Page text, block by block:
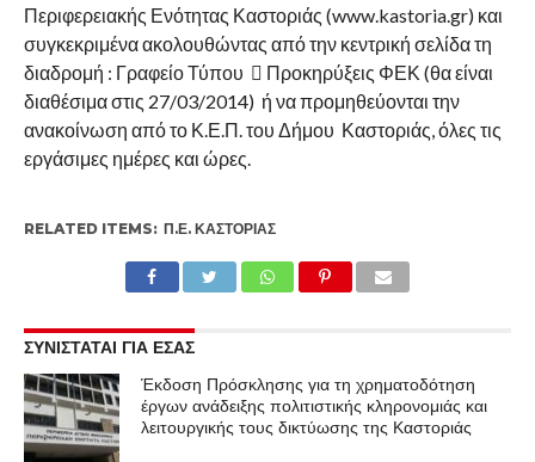
Περιφερειακής Ενότητας Καστοριάς (www.kastoria.gr) και
συγκεκριμένα ακολουθώντας από την κεντρική σελίδα τη
διαδρομή : Γραφείο Τύπου  Προκηρύξεις ΦΕΚ (θα είναι
διαθέσιμα στις 27/03/2014) ή να προμηθεύονται την
ανακοίνωση από το Κ.Ε.Π. του Δήμου Καστοριάς, όλες τις
εργάσιμες ημέρες και ώρες.
RELATED ITEMS: Π.Ε. ΚΑΣΤΟΡΙΆΣ
ΣΥΝΙΣΤΑΤΑΙ ΓΙΑ ΕΣΑΣ
Έκδοση Πρόσκλησης για τη χρηματοδότηση
έργων ανάδειξης πολιτιστικής κληρονομιάς και
λειτουργικής τους δικτύωσης της Καστοριάς